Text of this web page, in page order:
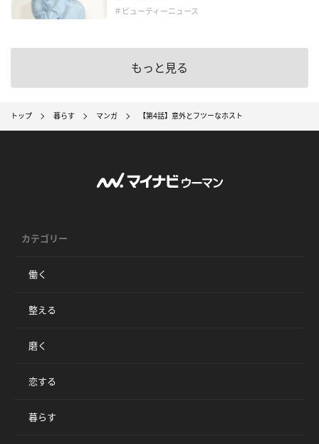
＃ビューティーニュース
もっと見る
トップ 暮らす マンガ 【第4話】意外とフツーなホスト
カテゴリー
働く
整える
磨く
恋する
暮らす